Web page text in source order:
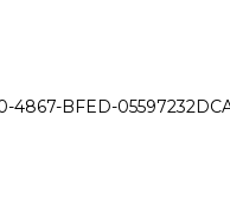
BFED-